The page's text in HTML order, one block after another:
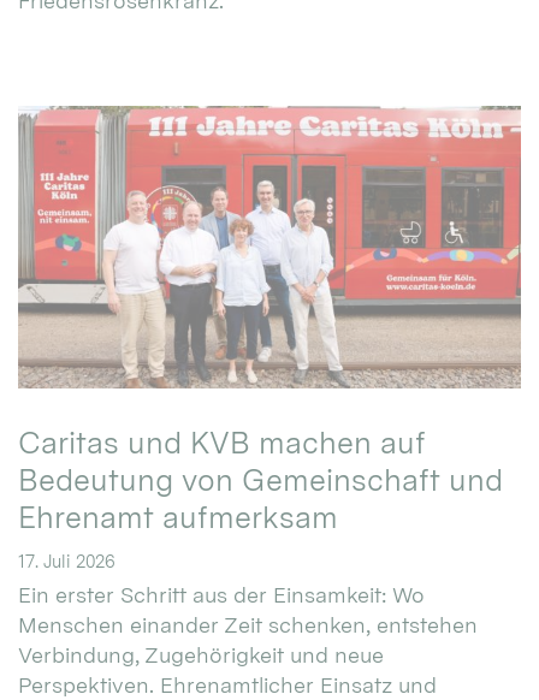
Caritas und KVB machen auf
Bedeutung von Gemeinschaft und
Ehrenamt aufmerksam
17. Juli 2026
Ein erster Schritt aus der Einsamkeit: Wo
Menschen einander Zeit schenken, entstehen
Verbindung, Zugehörigkeit und neue
Perspektiven. Ehrenamtlicher Einsatz und